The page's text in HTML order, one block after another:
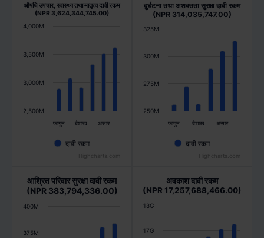
औषधि उपचार, स्वास्थ्य तथा मातृत्व दावी रकम
(NPR 3,624,344,745.00)
दावी रकम
फागुन बैशाख असार
2,500M
3,000M
3,500M
4,000M
Highcharts.com
दुर्घटना तथा अशक्तता सुरक्षा दावी रकम
(NPR 314,035,747.00)
दावी रकम
फागुन बैशाख असार
250M
275M
300M
325M
Highcharts.com
आश्रित परिवार सुरक्षा दावी रकम
(NPR 383,794,336.00)
375M
400M
अवकाश दावी रकम
(NPR 17,257,688,466.00)
17G
18G